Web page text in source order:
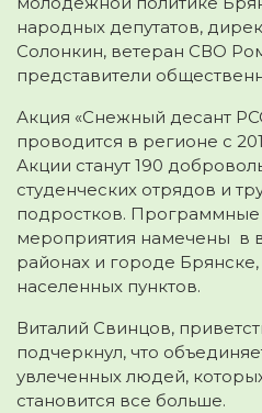
народных депутатов,
Солонкин, ветеран СВО
представители
Акция «Снежный десант
проводится в регионе с
Акции станут 190
студенческих отрядов и
подростков. Программные
мероприятия намечены в
районах и городе
населенных пунктов.
Виталий Свинцов,
подчеркнул, что
увлеченных людей,
становится все больше.